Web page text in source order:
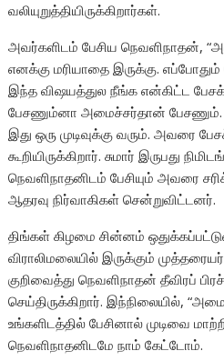
வலியுறுத்தியிருக்கிறார்கள்.
அவர்களிடம் பேசிய நெவளிநாதன்,
எனக்கு மரியாதை இருக்கு.
இந்த விஷயத்துல நீங்க என்கிட்ட
பேசணும்னா அமைச்சர்தான் பேசணும்.
இது ஒரு முடிவுக்கு வரும். அவரை
கூறியிருக்கிறார். சுமார் இருபது
நெவளிநாதனிடம் பேசியும் அவரை
ஆதரவு நிர்வாகிகள் சென்றுவிட்டனர்.
திங்கள் கிழமை சின்னம்
விராலிமலையில் இருக்கும்
குறிவைத்து நெவளிநாதன் தீவிரப்
செய்திருக்கிறார். இந்நிலையில்,
உங்களிடத்தில் பேசினால் முடிவை
நெவளிநாதனிடமே நாம் கேட்டோம்.